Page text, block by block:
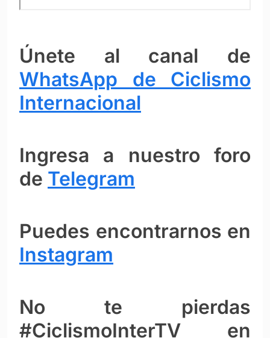
Únete al canal de
WhatsApp de Ciclismo
Internacional
Ingresa a nuestro foro
de Telegram
Puedes encontrarnos en
Instagram
No te pierdas
#CiclismoInterTV en